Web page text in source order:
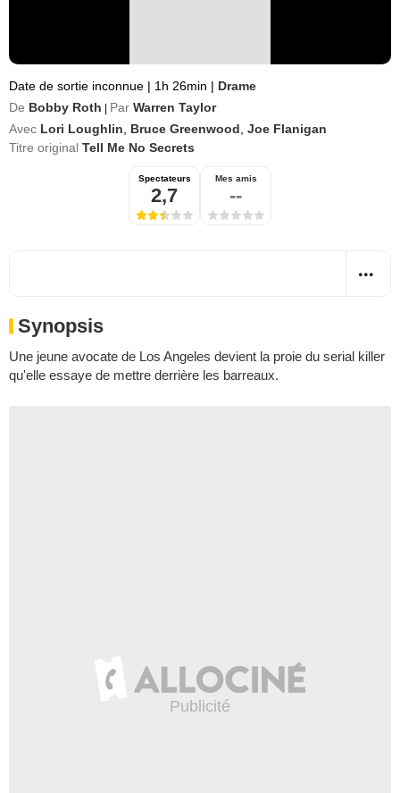
Date de sortie inconnue | 1h 26min | Drame
De Bobby Roth Par Warren Taylor
Avec Lori Loughlin Bruce Greenwood Joe Flanigan
Titre original Tell Me No Secrets
Spectateurs
2,7
Mes amis
--
Synopsis
Une jeune avocate de Los Angeles devient la proie du serial killer
qu'elle essaye de mettre derrière les barreaux.